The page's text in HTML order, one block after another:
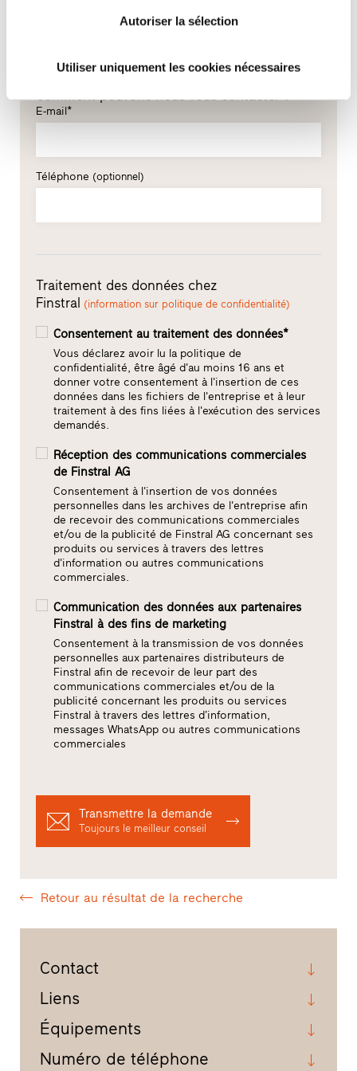
Autoriser la sélection
Utiliser uniquement les cookies nécessaires
Comment pouvons-nous vous contacter ?
E-mail*
Téléphone (optionnel)
Traitement des données chez
Finstral (information sur politique de confidentialité)
Consentement au traitement des données*
Vous déclarez avoir lu la politique de
confidentialité, être âgé d'au moins 16 ans et
donner votre consentement à l'insertion de ces
données dans les fichiers de l'entreprise et à leur
traitement à des fins liées à l'exécution des services
demandés.
Réception des communications commerciales
de Finstral AG
Consentement à l'insertion de vos données
personnelles dans les archives de l'entreprise afin
de recevoir des communications commerciales
et/ou de la publicité de Finstral AG concernant ses
produits ou services à travers des lettres
d'information ou autres communications
commerciales.
Communication des données aux partenaires
Finstral à des fins de marketing
Consentement à la transmission de vos données
personnelles aux partenaires distributeurs de
Finstral afin de recevoir de leur part des
communications commerciales et/ou de la
publicité concernant les produits ou services
Finstral à travers des lettres d’information,
messages WhatsApp ou autres communications
commerciales
Transmettre la demande
Toujours le meilleur conseil
Retour au résultat de la recherche
Contact
Liens
Équipements
Numéro de téléphone